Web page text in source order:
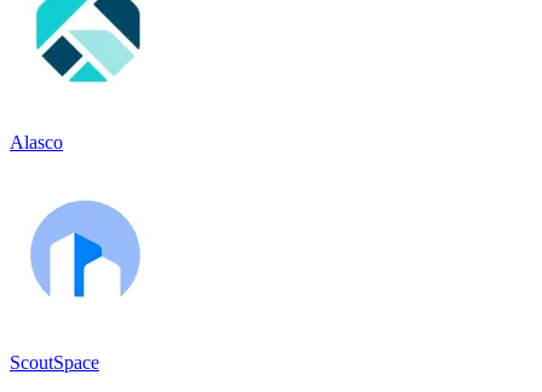
Alasco
ScoutSpace